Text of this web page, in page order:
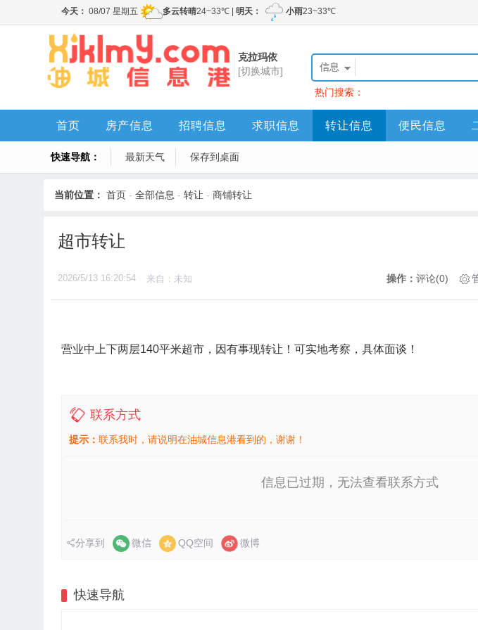
克拉玛依
[切换城市]
信息
热门搜索：
首页 房产信息 招聘信息 求职信息 转让信息 便民信息
快速导航： 最新天气 保存到桌面
当前位置： 首页 - 全部信息 - 转让 - 商铺转让
超市转让
2026/5/13 16:20:54 来自：未知 操作： 评论(0)
营业中上下两层140平米超市，因有事现转让！可实地考察，具体面谈！
联系方式
提示： 联系我时，请说明在油城信息港看到的，谢谢！
信息已过期，无法查看联系方式
分享到 微信 QQ空间 微博
快速导航